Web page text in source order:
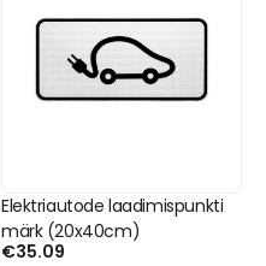
Elektriautode laadimispunkti
märk (20x40cm)
€35.09